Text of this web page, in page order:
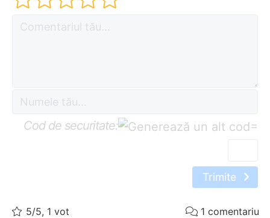
Cod de securitate: =
Trimite
5/5, 1 vot 1 comentariu